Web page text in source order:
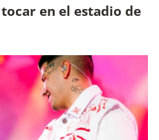
en el estadio de